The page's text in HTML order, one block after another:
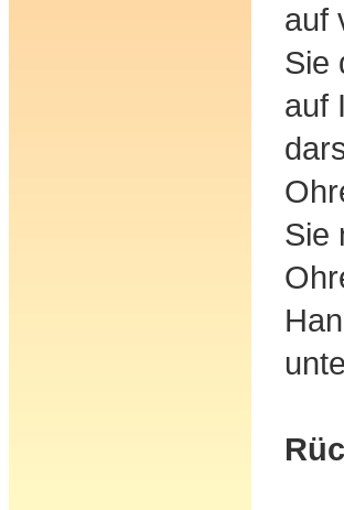
auf
Sie
auf
Sie